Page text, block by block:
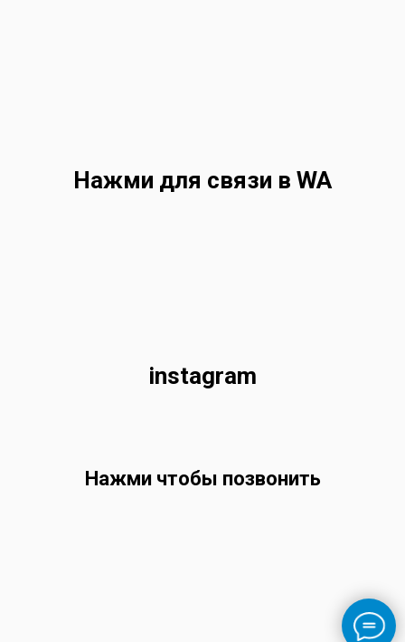
Нажми для связи в WA
instagram
Нажми чтобы позвонить